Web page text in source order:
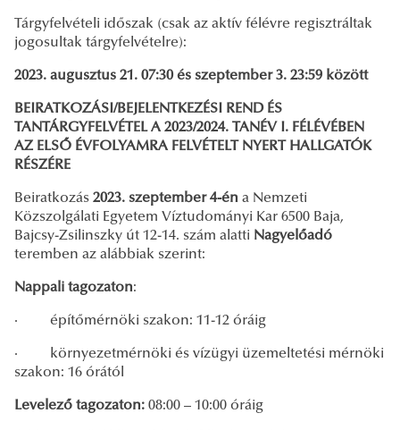
Tárgyfelvételi időszak (csak az aktív félévre regisztráltak
jogosultak tárgyfelvételre):
2023. augusztus 21. 07:30 és szeptember 3. 23:59 között
BEIRATKOZÁSI/BEJELENTKEZÉSI REND ÉS
TANTÁRGYFELVÉTEL A 2023/2024. TANÉV I. FÉLÉVÉBEN
AZ ELSŐ ÉVFOLYAMRA FELVÉTELT NYERT HALLGATÓK
RÉSZÉRE
Beiratkozás 2023. szeptember 4-én a Nemzeti
Közszolgálati Egyetem Víztudományi Kar 6500 Baja,
Bajcsy-Zsilinszky út 12-14. szám alatti Nagyelőadó
teremben az alábbiak szerint:
Nappali tagozaton:
· építőmérnöki szakon: 11-12 óráig
· környezetmérnöki és vízügyi üzemeltetési mérnöki
szakon: 16 órától
Levelező tagozaton: 08:00 – 10:00 óráig